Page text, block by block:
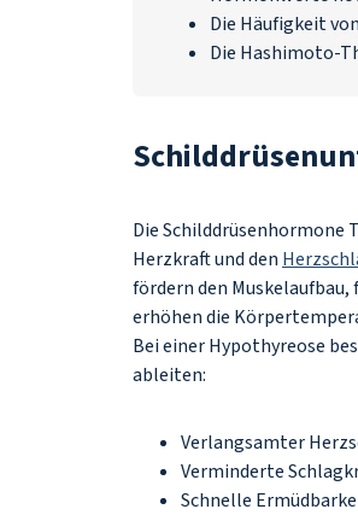
Die Häufigkeit
Die Hashimoto-
Die Schilddrüsenhormone
Herzkraft und den
fördern den
erhöhen die
Bei einer Hypothyreose
ableiten:
Verlangsamter
Verminderte
Schnelle